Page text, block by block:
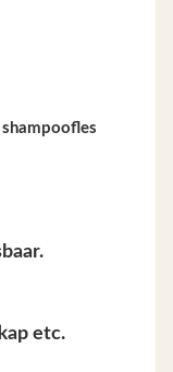
etc.